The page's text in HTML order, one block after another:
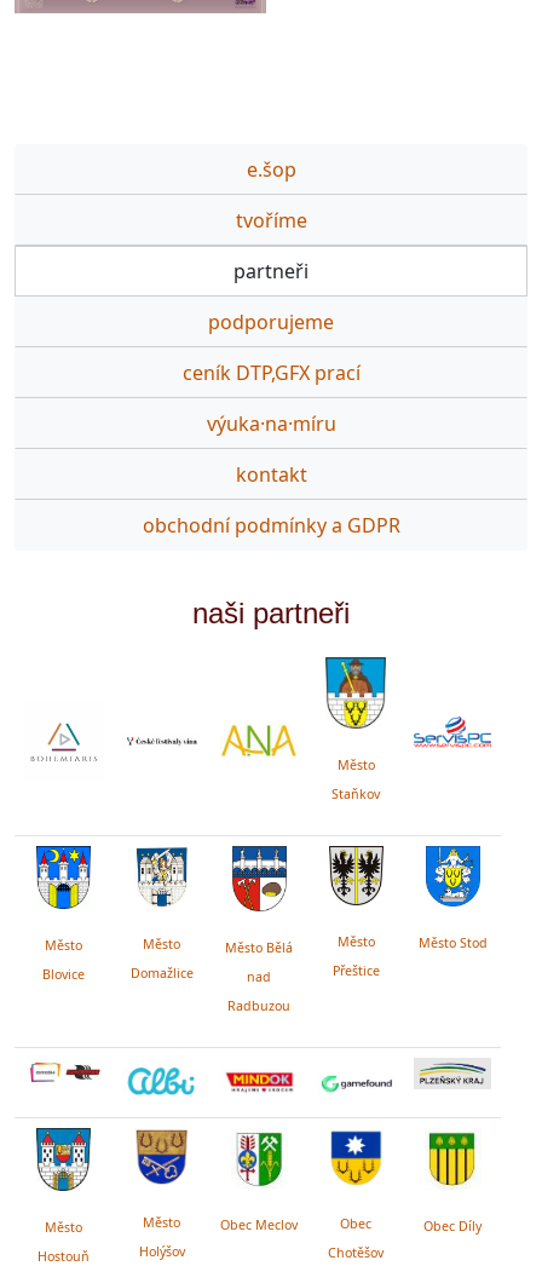
e.šop
tvoříme
partneři
podporujeme
ceník DTP,GFX prací
výuka·na·míru
kontakt
obchodní podmínky a GDPR
naši partneři
Město
Staňkov
Město
Blovice
Město
Domažlice
Město Bělá
nad
Radbuzou
Město
Přeštice
Město Stod
Město
Hostouň
Město
Holýšov
Obec Meclov
Obec
Chotěšov
Obec Díly